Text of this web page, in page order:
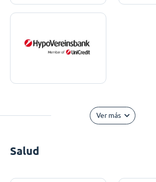
Ver más
Salud